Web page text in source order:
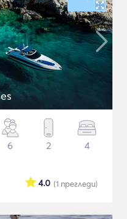
6 2 4
(1 прегледи)
4.0